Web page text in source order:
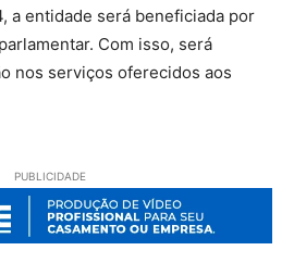
a entidade será beneficiada por
Com isso, será
nos serviços oferecidos aos
PUBLICIDADE